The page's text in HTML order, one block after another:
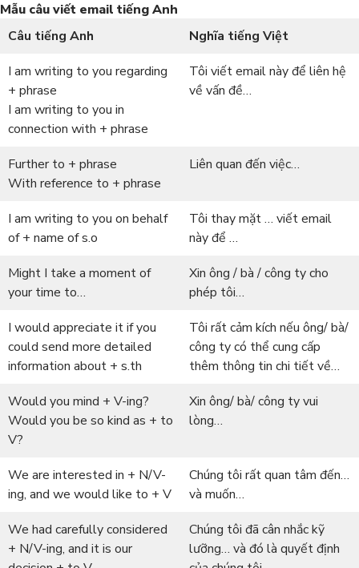
Mẫu câu viết email tiếng Anh
Câu tiếng Anh
Nghĩa tiếng Việt
I am writing to you regarding
+ phrase
I am writing to you in
connection with + phrase
Tôi viết email này để liên hệ
về vấn đề…
Further to + phrase
With reference to + phrase
Liên quan đến việc…
I am writing to you on behalf
of + name of s.o
Tôi thay mặt … viết email
này để …
Might I take a moment of
your time to…
Xin ông / bà / công ty cho
phép tôi…
I would appreciate it if you
could send more detailed
information about + s.th
Tôi rất cảm kích nếu ông/ bà/
công ty có thể cung cấp
thêm thông tin chi tiết về…
Would you mind + V-ing?
Would you be so kind as + to
V?
Xin ông/ bà/ công ty vui
lòng…
We are interested in + N/V-
ing, and we would like to + V
Chúng tôi rất quan tâm đến…
và muốn…
We had carefully considered
+ N/V-ing, and it is our
Chúng tôi đã cân nhắc kỹ
lưỡng… và đó là quyết định